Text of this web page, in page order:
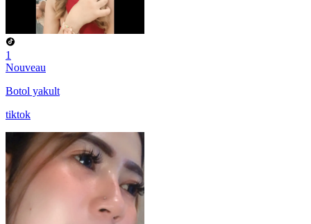
1
Nouveau
Botol yakult
tiktok